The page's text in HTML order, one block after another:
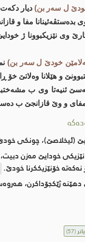
ل سەر بن)دیار دکەت
مفا و
وی نێزیكبوونا ژ
خودێ ل سەر بن)
و هێلانا وەلاتێ خۆ
ئنیه‌تا وی ب
و وێ قازانجێ ب
(ئیخلاصێ)، چونکی
خودایێ مەزن
خۆنێزیككرنا خودێ.
ژێكجۆداكرن،
(57)